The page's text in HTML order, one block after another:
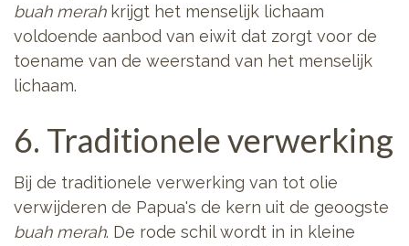
buah merahkrijgt het menselijk lichaam
voldoende aanbod van eiwit dat zorgt voor de
toename van de weerstand van het menselijk
lichaam.
6. Traditionele verwerking
Bij de traditionele verwerking van tot olie
verwijderen de Papua's de kern uit de geoogste
buah merah. De rode schil wordt in in kleine